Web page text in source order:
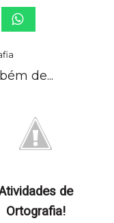
de...
de
Ortografia!